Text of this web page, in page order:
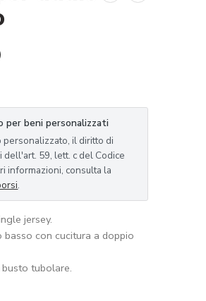
per beni personalizzati
il diritto di
59, lett. c del Codice
informazioni, consulta la
.
jersey.
con cucitura a doppio
tubolare.